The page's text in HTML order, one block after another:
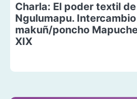
Charla: El poder textil
Ngulumapu.
makuñ/poncho
XIX